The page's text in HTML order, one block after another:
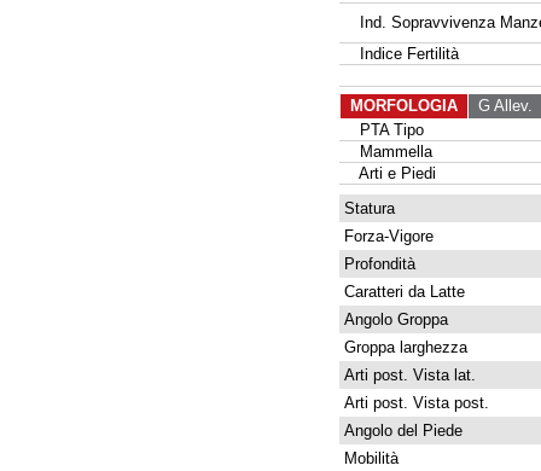
Ind. Sopravvivenza
Indice Fertilità
MORFOLOGIA G Allev.
PTA Tipo
Mammella
Arti e Piedi
Statura
Forza-Vigore
Profondità
Caratteri da Latte
Angolo Groppa
Groppa larghezza
Arti post. Vista lat.
Arti post. Vista post.
Angolo del Piede
Mobilità